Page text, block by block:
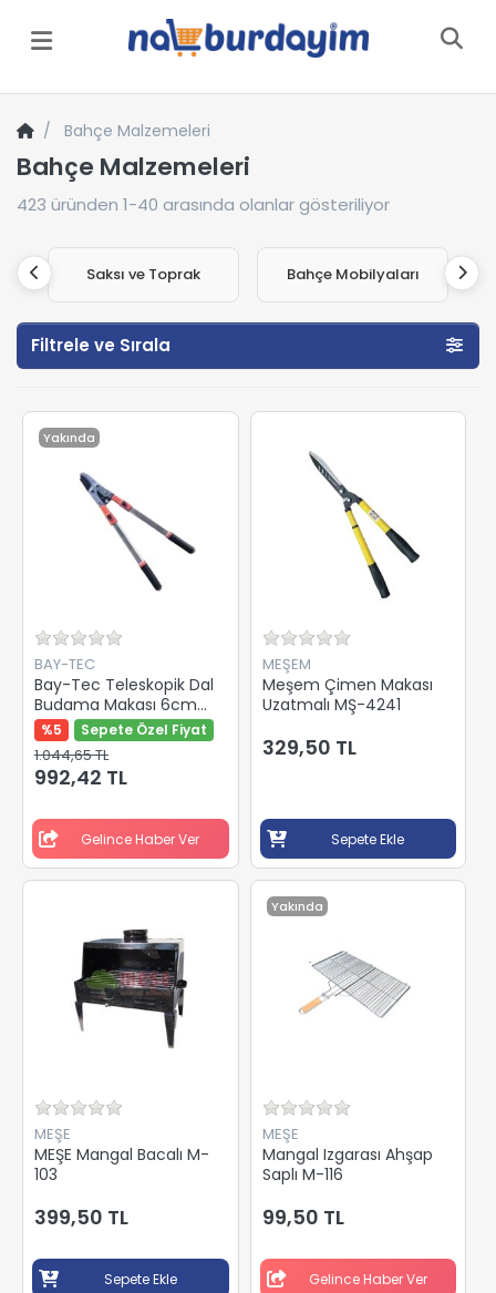
Menü
Bahçe Malzemeleri
Bahçe Malzemeleri
423 üründen 1-40 arasında olanlar gösteriliyor
Saksı ve Toprak Bahçe Mobilyaları
Filtrele ve Sırala
Yakında
BAY-TEC
Bay-Tec Teleskopik Dal
Budama Makası 6cm
Mk4564
%5 Sepete Özel Fiyat
1.044,65 TL
992,42 TL
Gelince Haber Ver
MEŞEM
Meşem Çimen Makası
Uzatmalı MŞ-4241
329,50 TL
Sepete Ekle
MEŞE
MEŞE Mangal Bacalı M-
103
399,50 TL
Sepete Ekle
Yakında
MEŞE
Mangal Izgarası Ahşap
Saplı M-116
99,50 TL
Gelince Haber Ver